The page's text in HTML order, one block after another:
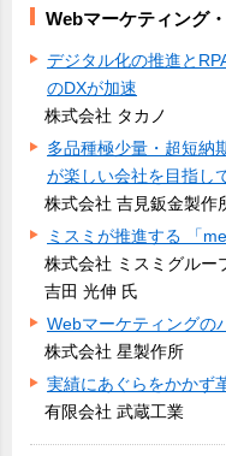
Webマーケティング
デジタル化の推進と
のDXが加速
株式会社 タカノ
多品種極少量・超短納
が楽しい会社を目指し
株式会社 吉見鈑金製作
ミスミが推進する 「
株式会社 ミスミグル
吉田 光伸 氏
Webマーケティングの
株式会社 星製作所
実績にあぐらをかかず
有限会社 武蔵工業